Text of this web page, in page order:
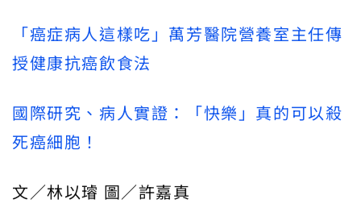
「癌症病人這樣吃」萬芳醫院營養室主任傳
授健康抗癌飲食法
國際研究、病人實證：「快樂」真的可以殺
死癌細胞！
文／林以璿 圖／許嘉真